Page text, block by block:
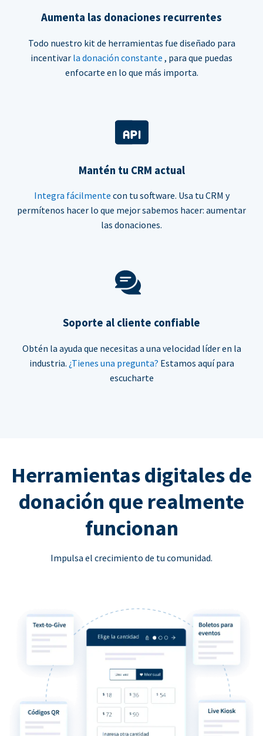
Aumenta las donaciones recurrentes
Todo nuestro kit de herramientas fue diseñado para
incentivar la donación constante , para que puedas
enfocarte en lo que más importa.
Mantén tu CRM actual
Integra fácilmente con tu software. Usa tu CRM y
permítenos hacer lo que mejor sabemos hacer: aumentar
las donaciones.
Soporte al cliente confiable
Obtén la ayuda que necesitas a una velocidad líder en la
industria. ¿Tienes una pregunta? Estamos aquí para
escucharte
Herramientas digitales de
donación que realmente
funcionan
Impulsa el crecimiento de tu comunidad.